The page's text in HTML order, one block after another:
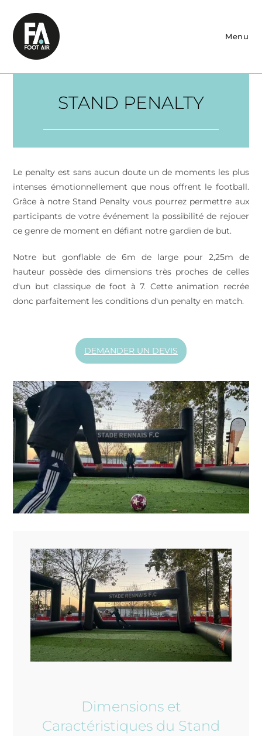
content
Menu
STAND PENALTY
Le penalty est sans aucun doute un de moments les plus
intenses émotionnellement que nous offrent le football.
Grâce à notre Stand Penalty vous pourrez permettre aux
participants de votre événement la possibilité de rejouer
ce genre de moment en défiant notre gardien de but.
Notre but gonflable de 6m de large pour 2,25m de
hauteur possède des dimensions très proches de celles
d'un but classique de foot à 7. Cette animation recrée
donc parfaitement les conditions d'un penalty en match.
DEMANDER UN DEVIS
Dimensions et
Caractéristiques du Stand